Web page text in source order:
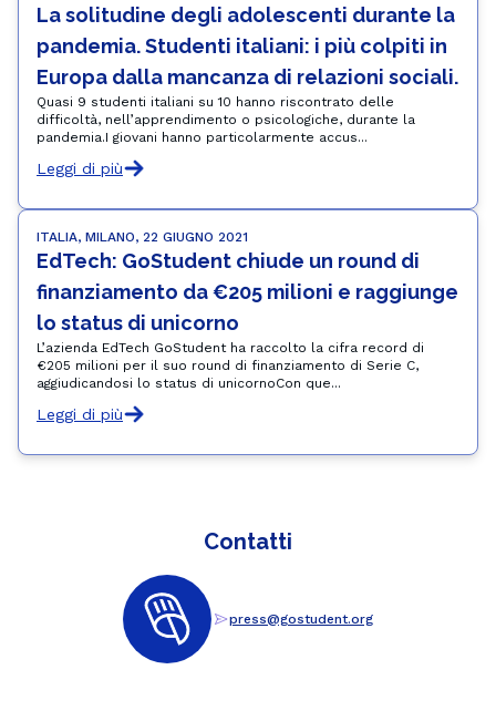
La solitudine degli adolescenti durante la
pandemia. Studenti italiani: i più colpiti in
Europa dalla mancanza di relazioni sociali.
Quasi 9 studenti italiani su 10 hanno riscontrato delle
difficoltà, nell’apprendimento o psicologiche, durante la
pandemia.I giovani hanno particolarmente accus...
Leggi di più
ITALIA, MILANO, 22 GIUGNO 2021
EdTech: GoStudent chiude un round di
finanziamento da €205 milioni e raggiunge
lo status di unicorno
L’azienda EdTech GoStudent ha raccolto la cifra record di
€205 milioni per il suo round di finanziamento di Serie C,
aggiudicandosi lo status di unicornoCon que...
Leggi di più
Contatti
press@gostudent.org